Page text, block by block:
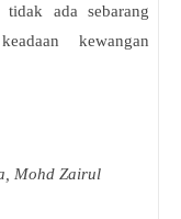
ada sebarang
kewangan
Mohd Zairul